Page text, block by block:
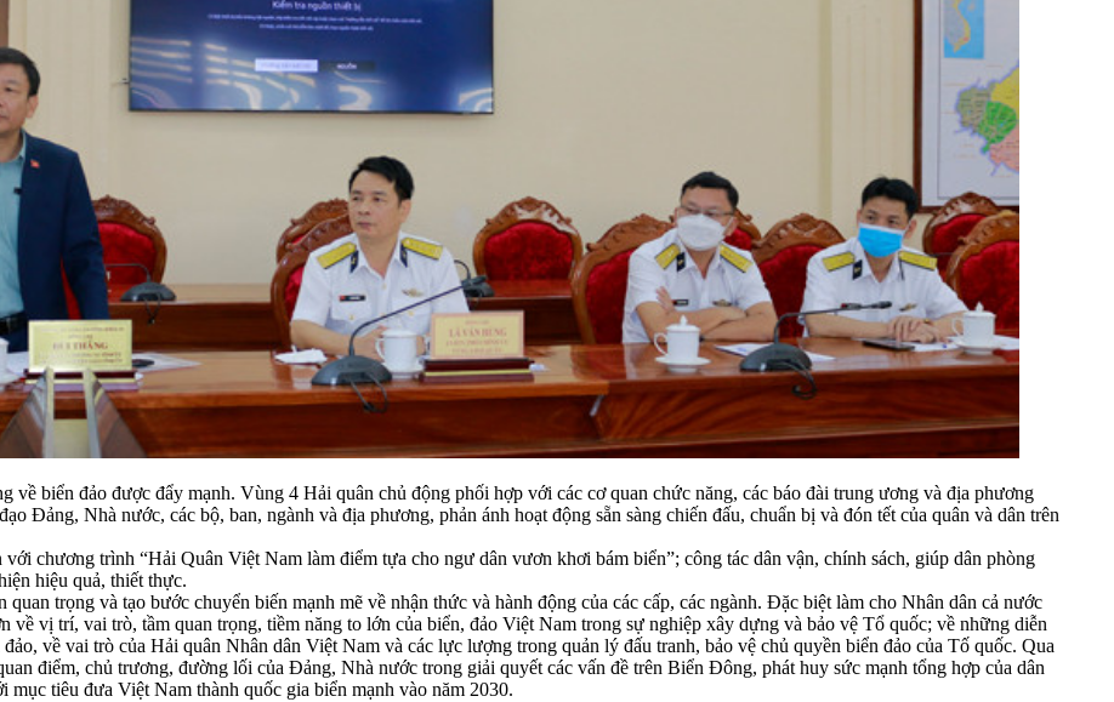
về biển đảo được đẩy mạnh. Vùng 4 Hải quân chủ động phối hợp với các cơ quan chức năng, các báo đài trung ương và địa phương
Đảng, Nhà nước, các bộ, ban, ngành và địa phương, phản ánh hoạt động sẵn sàng chiến đấu, chuẩn bị và đón tết của quân và dân trên
chương trình “Hải Quân Việt Nam làm điểm tựa cho ngư dân vươn khơi bám biển”; công tác dân vận, chính sách, giúp dân phòng
hiệu quả, thiết thực.
trọng và tạo bước chuyển biến mạnh mẽ về nhận thức và hành động của các cấp, các ngành. Đặc biệt làm cho Nhân dân cả nước
về vị trí, vai trò, tầm quan trọng, tiềm năng to lớn của biển, đảo Việt Nam trong sự nghiệp xây dựng và bảo vệ Tổ quốc; về những diễn
về vai trò của Hải quân Nhân dân Việt Nam và các lực lượng trong quản lý đấu tranh, bảo vệ chủ quyền biển đảo của Tố quốc. Qua
điểm, chủ trương, đường lối của Đảng, Nhà nước trong giải quyết các vấn đề trên Biển Đông, phát huy sức mạnh tổng hợp của dân
tiêu đưa Việt Nam thành quốc gia biển mạnh vào năm 2030.